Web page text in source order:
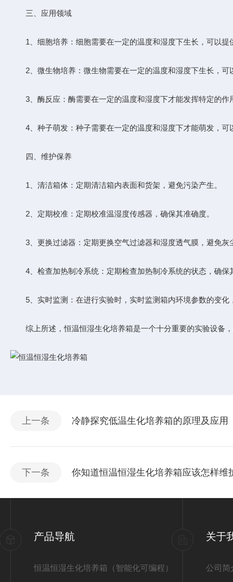
三、应用领域
1、细胞培养：细胞需要在一定的温度和湿度下生长，可以提
2、微生物培养：微生物需要在一定的温度和湿度下生长，可
3、酶反应：酶需要在一定的温度和湿度下才能发挥特定的作
4、种子萌发：种子需要在一定的温度和湿度下才能萌发，可
四、维护保养
1、清洁箱体：定期清洁箱内表面和货架，避免污染产生。
2、定期校准：定期校准温湿度传感器，确保其准确度。
3、更换过滤器：定期更换空气过滤器和湿度透气膜，避免灰
4、检查加热制冷系统：定期检查加热制冷系统的状态，确保
5、实时监测：在进行实验时，实时监测箱内环境参数的变化
综上所述，恒温恒湿生化培养箱是一个十分重要的实验设备，
上一条 冷静探究低温生化培养箱的原理及应用
下一条 你知道恒温恒湿生化培养箱应该怎样维
产品导航
恒温恒湿生化培养箱（智能化可编程）
关于
公司简